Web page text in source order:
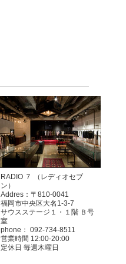
RADIO ７ （レディオセブ
ン）
Addres：〒810-0041
福岡市中央区大名1-3-7
サウスステージ１・１階 Ｂ号
室
phone： 092-734-8511
営業時間 12:00-20:00
定休日 毎週木曜日